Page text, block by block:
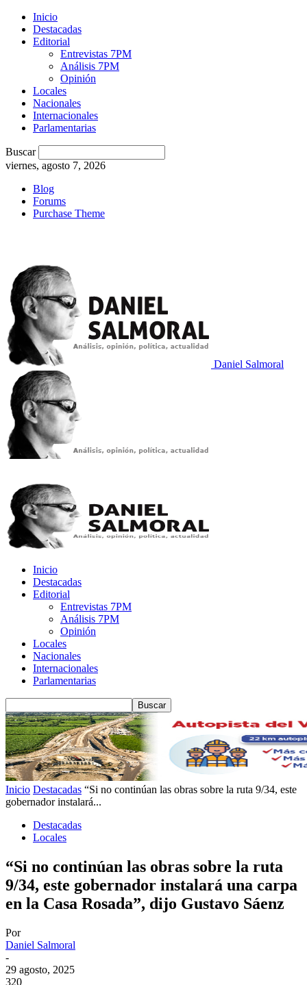
Inicio
Destacadas
Editorial
Entrevistas 7PM
Análisis 7PM
Opinión
Locales
Nacionales
Internacionales
Parlamentarias
Buscar
viernes, agosto 7, 2026
Blog
Forums
Purchase Theme
Daniel Salmoral
Inicio
Destacadas
Editorial
Entrevistas 7PM
Análisis 7PM
Opinión
Locales
Nacionales
Internacionales
Parlamentarias
Inicio Destacadas “Si no continúan las obras sobre la ruta 9/34, este
gobernador instalará...
Destacadas
Locales
“Si no continúan las obras sobre la ruta
9/34, este gobernador instalará una carpa
en la Casa Rosada”, dijo Gustavo Sáenz
Por
Daniel Salmoral
-
29 agosto, 2025
320